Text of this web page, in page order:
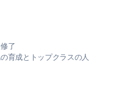
了
育成とトップクラスの人